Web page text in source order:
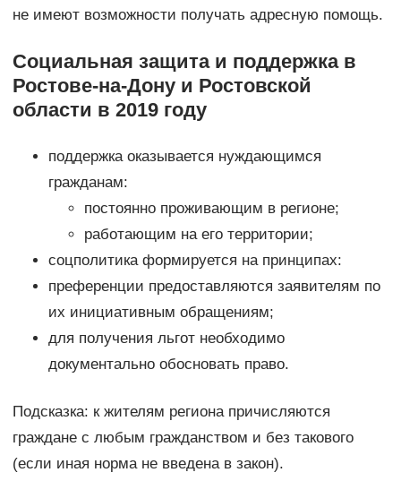
не имеют возможности получать адресную помощь.
Социальная защита и поддержка в
Ростове-на-Дону и Ростовской
области в 2019 году
поддержка оказывается нуждающимся
гражданам:
постоянно проживающим в регионе;
работающим на его территории;
соцполитика формируется на принципах:
преференции предоставляются заявителям по
их инициативным обращениям;
для получения льгот необходимо
документально обосновать право.
Подсказка: к жителям региона причисляются
граждане с любым гражданством и без такового
(если иная норма не введена в закон).